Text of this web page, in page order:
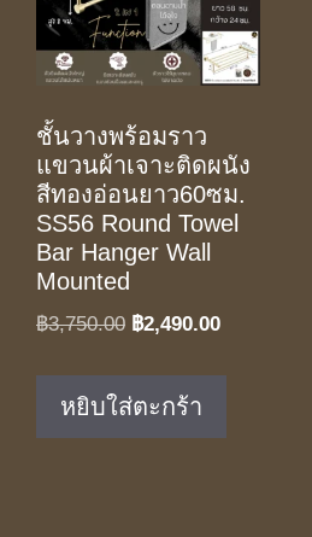
ชั้นวางพร้อมราว
แขวนผ้าเจาะติดผนัง
สีทองอ่อนยาว60ซม.
SS56 Round Towel
Bar Hanger Wall
Mounted
฿3,750.00 Original
฿3,750.00.
฿2,490.00Current
หยิบใส่ตะกร้า